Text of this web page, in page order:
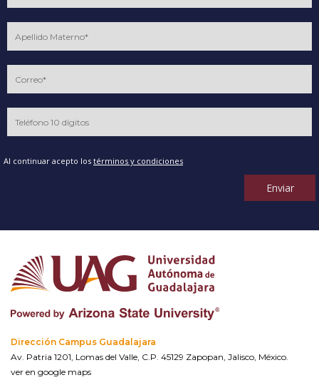
Al continuar acepto los términos y condiciones
Enviar
Dirección Campus Guadalajara
Av. Patria 1201, Lomas del Valle, C.P. 45129 Zapopan, Jalisco, México.
ver en google maps